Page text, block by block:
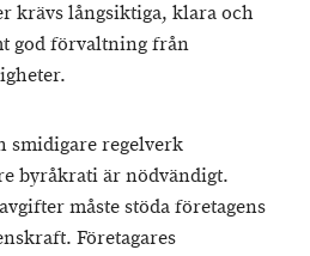
krävs långsiktiga, klara och
god förvaltning från
smidigare regelverk
byråkrati är nödvändigt.
måste stöda företagens
Företagares